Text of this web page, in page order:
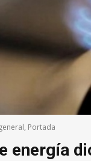
, Portada
energía